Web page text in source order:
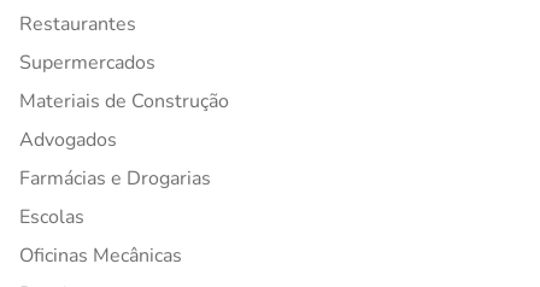
Restaurantes
Supermercados
Materiais de Construção
Advogados
Farmácias e Drogarias
Escolas
Oficinas Mecânicas